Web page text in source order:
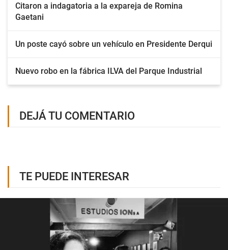
Citaron a indagatoria a la expareja de Romina
Gaetani
Un poste cayó sobre un vehículo en Presidente Derqui
Nuevo robo en la fábrica ILVA del Parque Industrial
DEJÁ TU COMENTARIO
TE PUEDE INTERESAR